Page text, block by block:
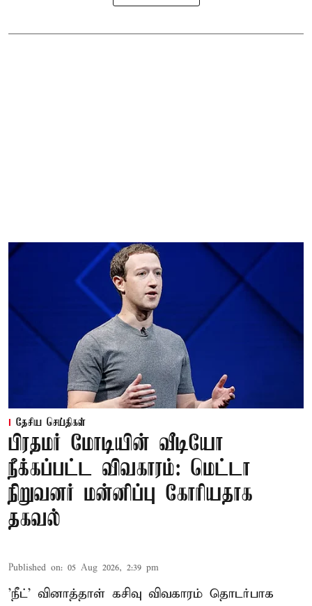
தேசிய செய்திகள்
பிரதமர் மோடியின் வீடியோ
நீக்கப்பட்ட விவகாரம்: மெட்டா
நிறுவனர் மன்னிப்பு கோரியதாக
தகவல்
Published on: 05 Aug 2026, 2:39 pm
'நீட்' வினாத்தாள் கசிவு விவகாரம் தொடர்பாக